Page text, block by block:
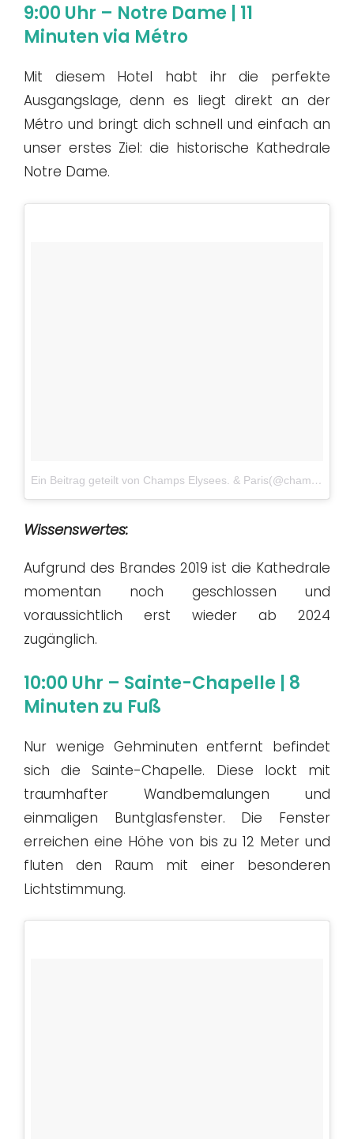
9:00 Uhr – Notre Dame | 11
Minuten via Métro
Mit diesem Hotel habt ihr die perfekte
Ausgangslage, denn es liegt direkt an der
Métro und bringt dich schnell und einfach an
unser erstes Ziel: die historische Kathedrale
Notre Dame.
Ein Beitrag geteilt von Champs Elysees. & Paris(@champselysees_paris)
Wissenswertes:
Aufgrund des Brandes 2019 ist die Kathedrale
momentan noch geschlossen und
voraussichtlich erst wieder ab 2024
zugänglich.
10:00 Uhr – Sainte-Chapelle | 8
Minuten zu Fuß
Nur wenige Gehminuten entfernt befindet
sich die Sainte-Chapelle. Diese lockt mit
traumhafter Wandbemalungen und
einmaligen Buntglasfenster. Die Fenster
erreichen eine Höhe von bis zu 12 Meter und
fluten den Raum mit einer besonderen
Lichtstimmung.